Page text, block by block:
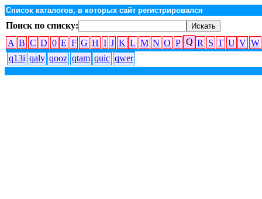
Список каталогов, в которых сайт регистрировался
Поиск по списку:
A B C D 0 E F G H I J K L M N O P Q R S T U V W
q13i qaly qooz qtam quic qwer